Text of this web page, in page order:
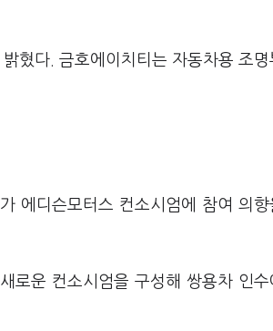
혔다. 금호에이치티는 자동차용 조명
에디슨모터스 컨소시엄에 참여 의향
로운 컨소시엄을 구성해 쌍용차 인수